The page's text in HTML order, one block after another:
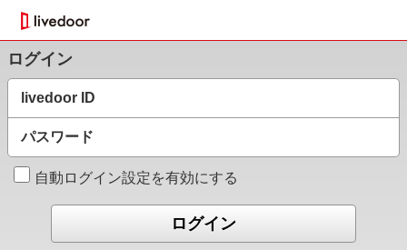
ログイン
livedoor ID
パスワード
自動ログイン設定を有効にする